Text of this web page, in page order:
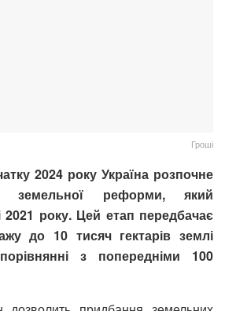
Гроші
2024 року Україна розпочне
земельної реформи, який
2021 року. Цей етап передбачає
до 10 тисяч гектарів землі
з попередніми 100